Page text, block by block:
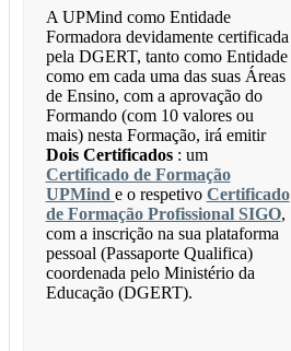
A UPMind como Entidade
Formadora devidamente certificada
pela DGERT, tanto como Entidade
como em cada uma das suas Áreas
de Ensino, com a aprovação do
Formando (com 10 valores ou
mais) nesta Formação, irá emitir
Dois Certificados: um
Certificado de Formação
UPMind e o respetivo Certificado
de Formação Profissional SIGO,
com a inscrição na sua plataforma
pessoal (Passaporte Qualifica)
coordenada pelo Ministério da
Educação (DGERT).